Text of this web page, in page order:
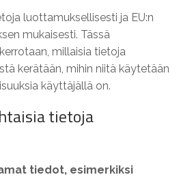
luottamuksellisesti ja EU:n
mukaisesti. Tässä
millaisia tietoja
kerätään, mihin niitä käytetään
käyttäjällä on.
tietoja
tiedot, esimerkiksi